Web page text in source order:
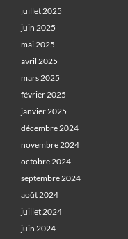
juillet 2025
juin 2025
mai 2025
avril 2025
mars 2025
février 2025
janvier 2025
décembre 2024
novembre 2024
octobre 2024
septembre 2024
août 2024
juillet 2024
juin 2024